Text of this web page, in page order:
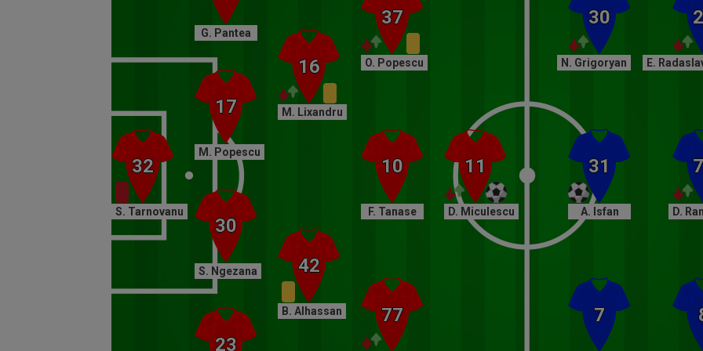
S. Tarnovanu
S. Ngezana
M. Popescu
G. Pantea
B. Alhassan
M. Lixandru
F. Tanase
O. Popescu
D. Miculescu
E.
D.
N. Grigoryan
A. Isfan